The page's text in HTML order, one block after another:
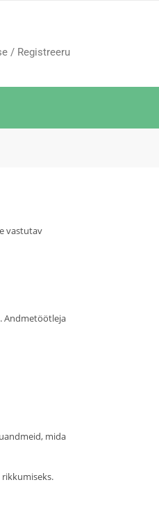
/ Registreeru
vastutav
Andmetöötleja
mida